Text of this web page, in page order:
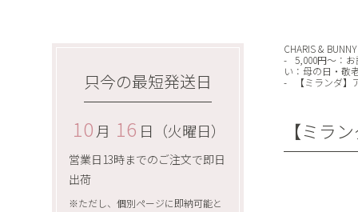
CHARIS &
5,000円～ ：
い ： 母の日・敬
【ミランダ
【ミラ
只今の最短発送日
10 月 16 日（火曜日）
営業日13時までのご注文で即日
出荷
※ただし、個別ページに即納可能と